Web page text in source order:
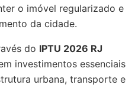
o imóvel regularizado e
da cidade.
do IPTU 2026 RJ
investimentos essenciais
urbana, transporte e